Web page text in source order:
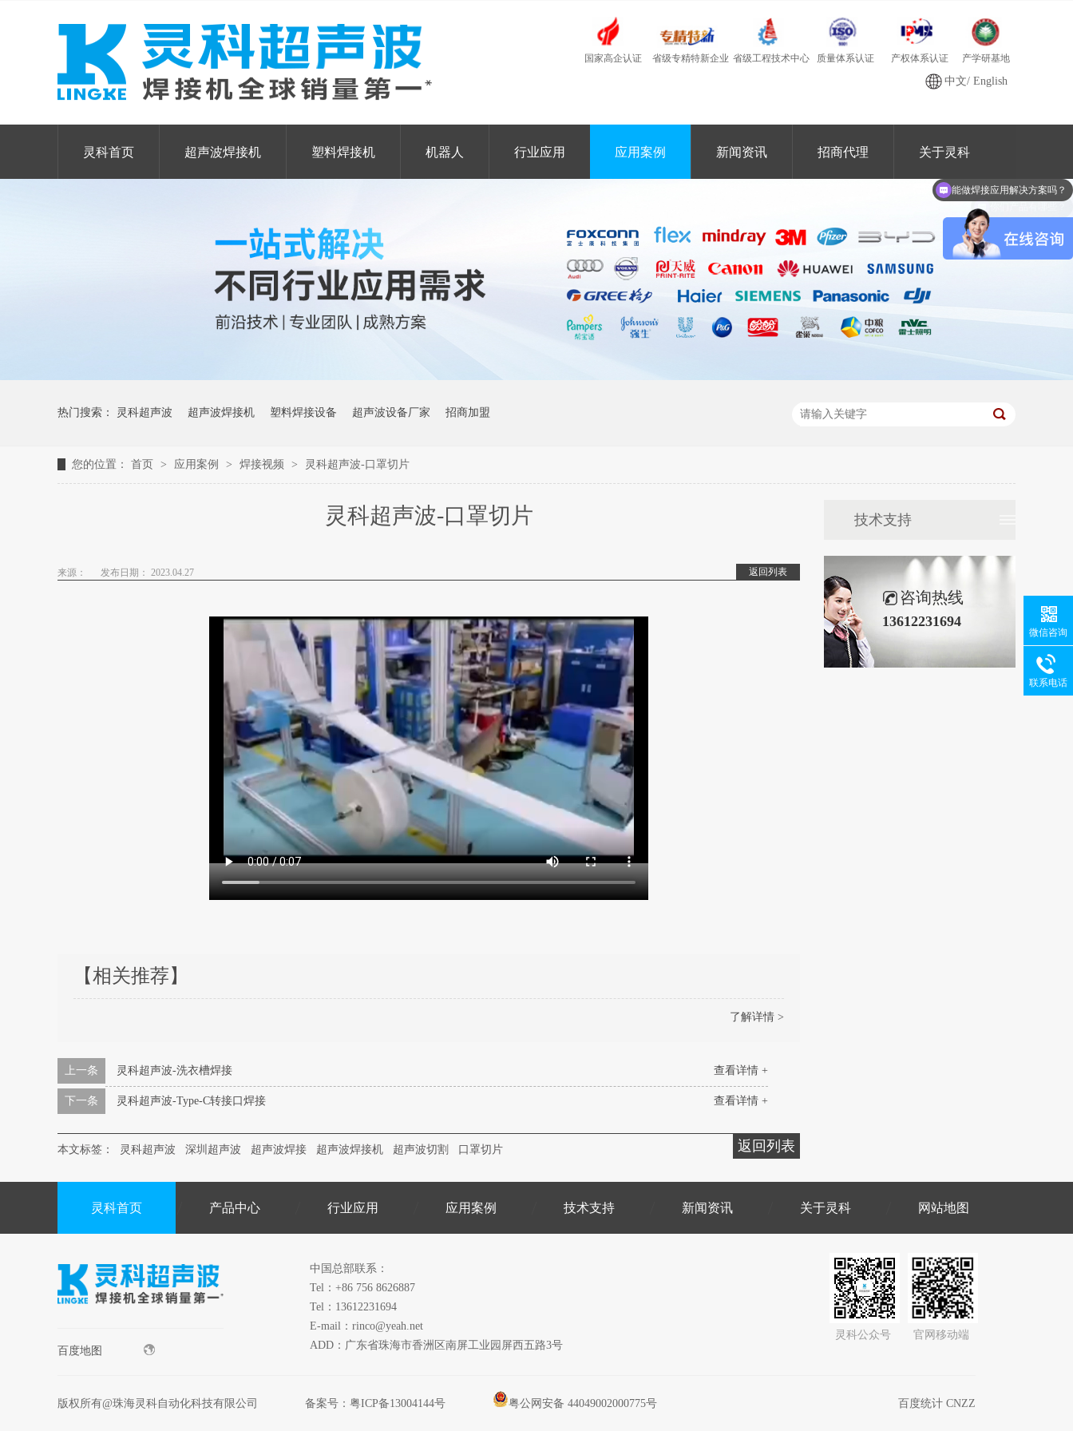
国家高企认证 省级专精特新企业 省级工程技术中心 质量体系认证 产权体系认证 产学研基地
中文/English
灵科首页 超声波焊接机 塑料焊接机 机器人 行业应用 应用案例 新闻资讯 招商代理 关于灵科
热门搜索： 灵科超声波 超声波焊接机 塑料焊接设备 超声波设备厂家 招商加盟
您的位置： 首页 > 应用案例 > 焊接视频 > 灵科超声波-口罩切片
灵科超声波-口罩切片
返回列表
来源： 发布日期： 2023.04.27
【相关推荐】
了解详情 >
查看详情 +
上一条 灵科超声波-洗衣槽焊接
查看详情 +
下一条 灵科超声波-Type-C转接口焊接
返回列表
本文标签： 灵科超声波 深圳超声波 超声波焊接 超声波焊接机 超声波切割 口罩切片
技术支持
咨询热线
13612231694
灵科首页 产品中心 行业应用 应用案例 技术支持 新闻资讯 关于灵科 网站地图
百度地图
中国总部联系：
Tel：+86 756 8626887
Tel：13612231694
E-mail：rinco@yeah.net
ADD：广东省珠海市香洲区南屏工业园屏西五路3号
灵科公众号 官网移动端
版权所有@珠海灵科自动化科技有限公司 备案号： 粤ICP备13004144号 百度统计 CNZZ
粤公网安备 44049002000775号
微信咨询
联系电话
能做焊接应用解决方案吗？
你们产品有哪些？